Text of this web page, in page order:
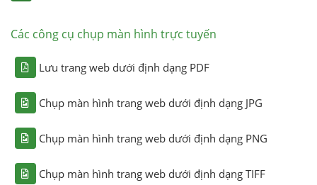
Các công cụ chụp màn hình trực tuyến
Lưu trang web dưới định dạng PDF
Chụp màn hình trang web dưới định dạng JPG
Chụp màn hình trang web dưới định dạng PNG
Chụp màn hình trang web dưới định dạng TIFF